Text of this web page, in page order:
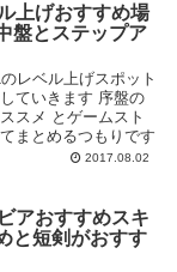
上げおすすめ場
盤とステップア
レベル上げスポット
ていきます 序盤の
スメ とゲームスト
まとめるつもりです
2017.08.02
アおすすめスキ
と短剣がおすす